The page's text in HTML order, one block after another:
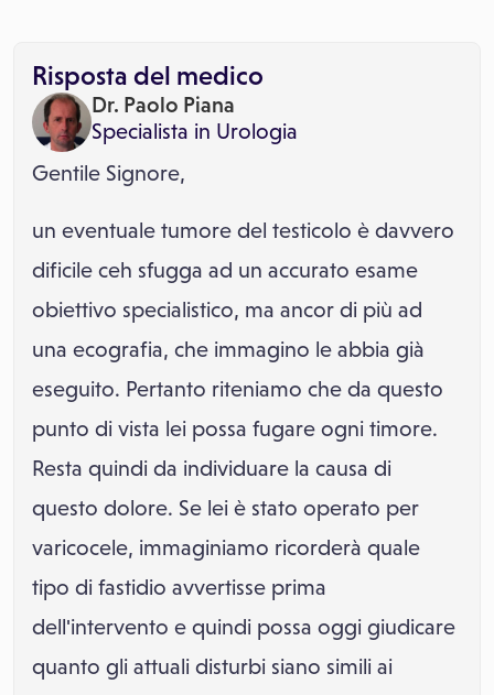
Risposta del medico
Dr. Paolo Piana
Specialista in Urologia
Gentile Signore,
un eventuale tumore del testicolo è davvero
dificile ceh sfugga ad un accurato esame
obiettivo specialistico, ma ancor di più ad
una ecografia, che immagino le abbia già
eseguito. Pertanto riteniamo che da questo
punto di vista lei possa fugare ogni timore.
Resta quindi da individuare la causa di
questo dolore. Se lei è stato operato per
varicocele, immaginiamo ricorderà quale
tipo di fastidio avvertisse prima
dell'intervento e quindi possa oggi giudicare
quanto gli attuali disturbi siano simili ai